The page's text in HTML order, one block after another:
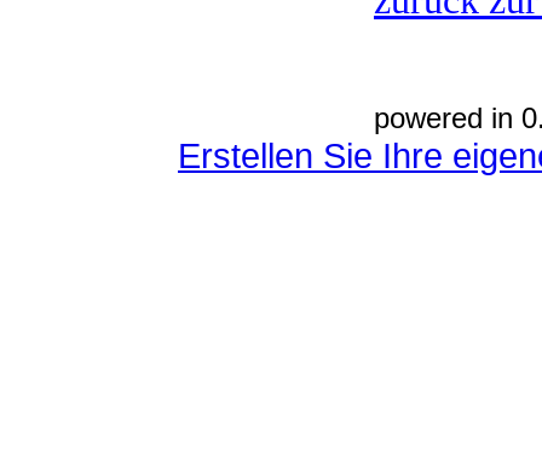
powered in
Erstellen Sie Ihre